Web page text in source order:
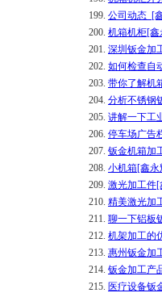
199. 公司动态_[
200. 机箱机柜[鑫
201. 深圳钣金加
202. 如何检查自
203. 带你了解机
204. 分析不锈钢
205. 讲解一下工
206. 停车场广告
207. 钣金机箱加
208. 小机箱[鑫永
209. 激光加工件[
210. 精美激光加
211. 聊一下铝板
212. 机架加工的
213. 惠州钣金加
214. 钣金加工产
215. 医疗设备钣